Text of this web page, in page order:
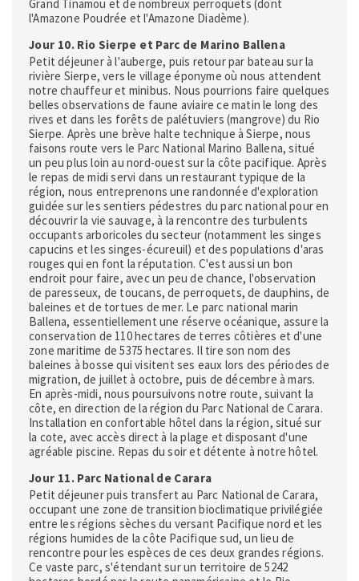
Grand Tinamou et de nombreux perroquets (dont
l'Amazone Poudrée et l'Amazone Diadème).
Jour 10. Rio Sierpe et Parc de Marino Ballena
Petit déjeuner à l'auberge, puis retour par bateau sur la
rivière Sierpe, vers le village éponyme où nous attendent
notre chauffeur et minibus. Nous pourrions faire quelques
belles observations de faune aviaire ce matin le long des
rives et dans les forêts de palétuviers (mangrove) du Rio
Sierpe. Après une brève halte technique à Sierpe, nous
faisons route vers le Parc National Marino Ballena, situé
un peu plus loin au nord-ouest sur la côte pacifique. Après
le repas de midi servi dans un restaurant typique de la
région, nous entreprenons une randonnée d'exploration
guidée sur les sentiers pédestres du parc national pour en
découvrir la vie sauvage, à la rencontre des turbulents
occupants arboricoles du secteur (notamment les singes
capucins et les singes-écureuil) et des populations d'aras
rouges qui en font la réputation. C'est aussi un bon
endroit pour faire, avec un peu de chance, l'observation
de paresseux, de toucans, de perroquets, de dauphins, de
baleines et de tortues de mer. Le parc national marin
Ballena, essentiellement une réserve océanique, assure la
conservation de 110 hectares de terres côtières et d'une
zone maritime de 5375 hectares. Il tire son nom des
baleines à bosse qui visitent ses eaux lors des périodes de
migration, de juillet à octobre, puis de décembre à mars.
En après-midi, nous poursuivons notre route, suivant la
côte, en direction de la région du Parc National de Carara.
Installation en confortable hôtel dans la région, situé sur
la cote, avec accès direct à la plage et disposant d'une
agréable piscine. Repas du soir et détente à notre hôtel.
Jour 11. Parc National de Carara
Petit déjeuner puis transfert au Parc National de Carara,
occupant une zone de transition bioclimatique privilégiée
entre les régions sèches du versant Pacifique nord et les
régions humides de la côte Pacifique sud, un lieu de
rencontre pour les espèces de ces deux grandes régions.
Ce vaste parc, s'étendant sur un territoire de 5242